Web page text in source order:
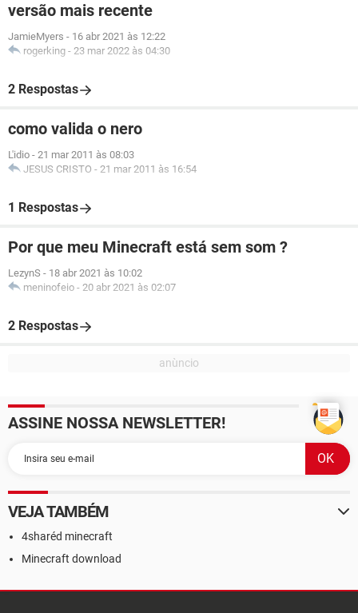
versão mais recente
JamieMyers - 16 abr 2021 às 12:22
rogerking - 23 mar 2022 às 04:30
2 Respostas
como valida o nero
L'idio - 21 mar 2011 às 08:03
JESUS CRISTO - 21 mar 2011 às 16:54
1 Respostas
Por que meu Minecraft está sem som ?
LezynS - 18 abr 2021 às 10:02
meninofeio - 20 abr 2021 às 02:07
2 Respostas
ASSINE NOSSA NEWSLETTER!
VEJA TAMBÉM
4sharéd minecraft
Minecraft download